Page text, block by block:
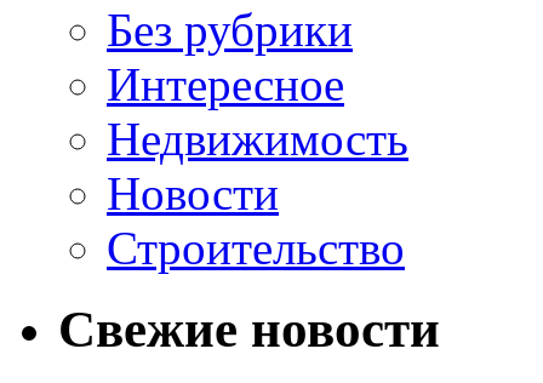
Без рубрики
Интересное
Недвижимость
Новости
Строительство
Свежие новости